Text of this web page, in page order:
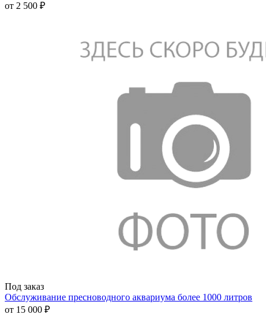
от 2 500 ₽
Под заказ
Обслуживание пресноводного аквариума более 1000 литров
от 15 000 ₽